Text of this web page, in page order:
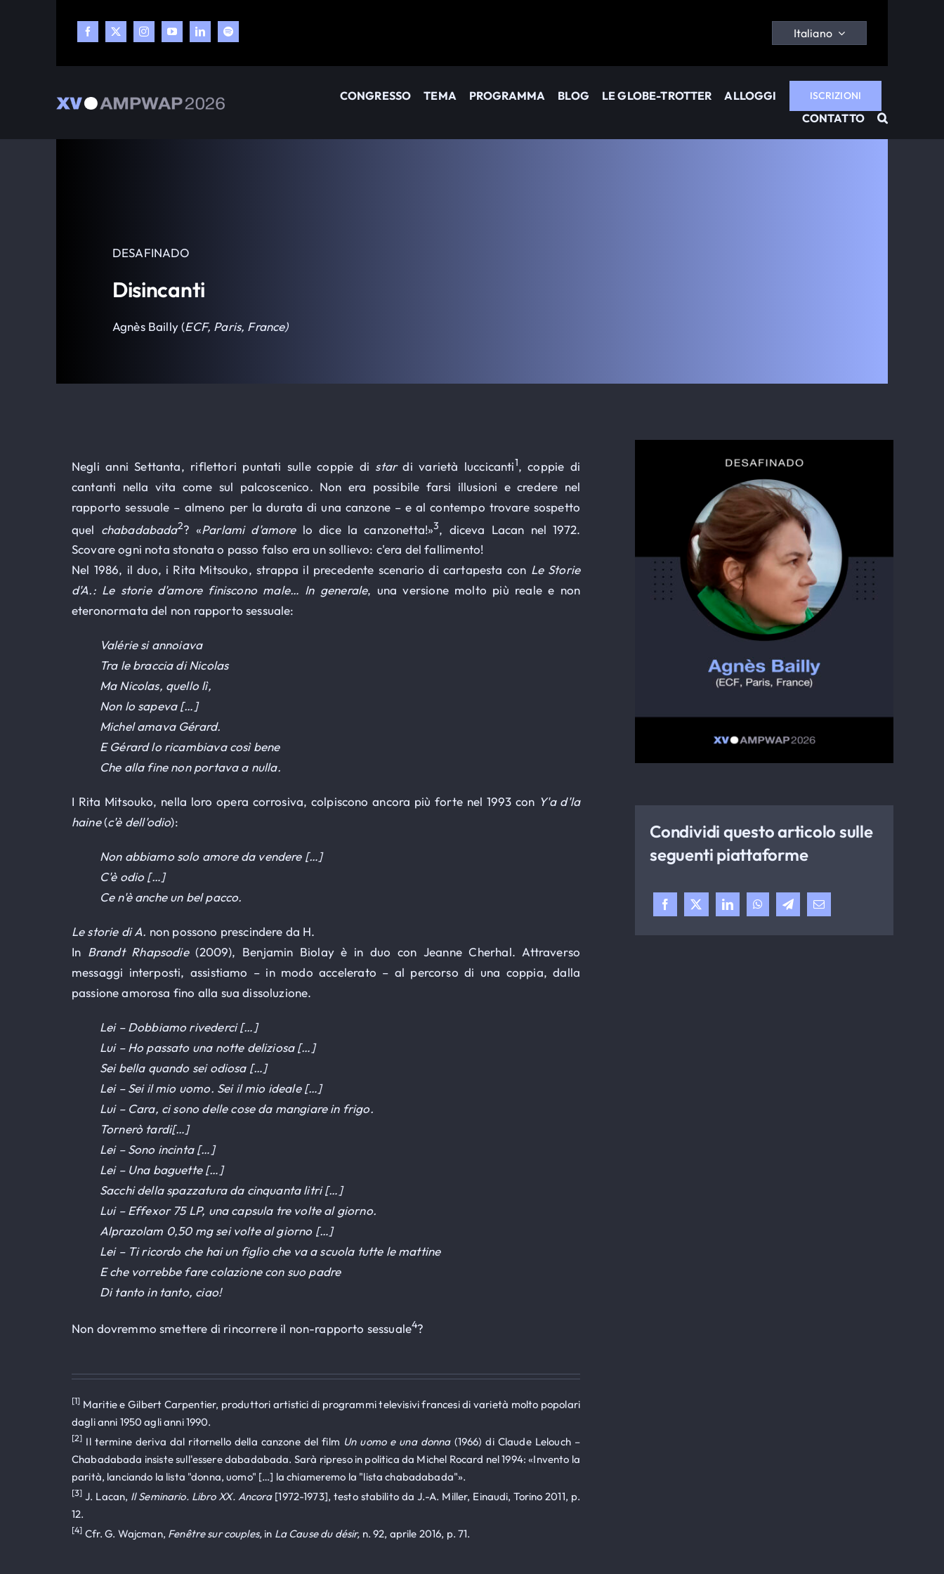
Italiano
CONGRESSO TEMA PROGRAMMA BLOG LE GLOBE-TROTTER ALLOGGI ISCRIZIONI
CONTATTO
DESAFINADO
Disincanti
Agnès Bailly (ECF, Paris, France)
Negli anni Settanta, riflettori puntati sulle coppie di stardi varietà luccicanti1, coppie di
cantanti nella vita come sul palcoscenico. Non era possibile farsi illusioni e credere nel
rapporto sessuale – almeno per la durata di una canzone – e al contempo trovare sospetto
quel chabadabada2? «Parlami d'amorelo dice la canzonetta!»3, diceva Lacan nel 1972.
Scovare ogni nota stonata o passo falso era un sollievo: c'era del fallimento!
Nel 1986, il duo, i Rita Mitsouko, strappa il precedente scenario di cartapesta con Le Storie
d'A.: Le storie d'amore finiscono male… In generale, una versione molto più reale e non
eteronormata del non rapporto sessuale:
Valérie si annoiava
Tra le braccia di Nicolas
Ma Nicolas, quello lì,
Non lo sapeva […]
Michel amava Gérard.
E Gérard lo ricambiava così bene
Che alla fine non portava a nulla.
I Rita Mitsouko, nella loro opera corrosiva, colpiscono ancora più forte nel 1993 con Y'a d'la
haine(c'è dell'odio):
Non abbiamo solo amore da vendere […]
C'è odio […]
Ce n'è anche un bel pacco.
Le storie di A. non possono prescindere da H.
In Brandt Rhapsodie(2009), Benjamin Biolay è in duo con Jeanne Cherhal. Attraverso
messaggi interposti, assistiamo – in modo accelerato – al percorso di una coppia, dalla
passione amorosa fino alla sua dissoluzione.
Lei – Dobbiamo rivederci […]
Lui – Ho passato una notte deliziosa […]
Sei bella quando sei odiosa […]
Lei – Sei il mio uomo. Sei il mio ideale […]
Lui – Cara, ci sono delle cose da mangiare in frigo.
Tornerò tardi[…]
Lei – Sono incinta […]
Lei – Una baguette […]
Sacchi della spazzatura da cinquanta litri […]
Lui – Effexor 75 LP, una capsula tre volte al giorno.
Alprazolam 0,50 mg sei volte al giorno […]
Lei – Ti ricordo che hai un figlio che va a scuola tutte le mattine
E che vorrebbe fare colazione con suo padre
Di tanto in tanto, ciao!
Non dovremmo smettere di rincorrere il non-rapporto sessuale4?
[1] Maritie e Gilbert Carpentier, produttori artistici di programmi televisivi francesi di varietà molto popolari
dagli anni 1950 agli anni 1990.
[2] Il termine deriva dal ritornello della canzone del film Un uomo e una donna(1966) di Claude Lelouch –
Chabadabada insiste sull'essere dabadabada. Sarà ripreso in politica da Michel Rocard nel 1994: «Invento la
parità, lanciando la lista "donna, uomo" […] la chiameremo la "lista chabadabada"».
[3] J. Lacan, Il Seminario. Libro XX. Ancora[1972-1973], testo stabilito da J.-A. Miller, Einaudi, Torino 2011, p.
12.
[4] Cfr. G. Wajcman, Fenêtre sur couples, in La Cause du désir, n. 92, aprile 2016, p. 71.
Condividi questo articolo sulle
seguenti piattaforme